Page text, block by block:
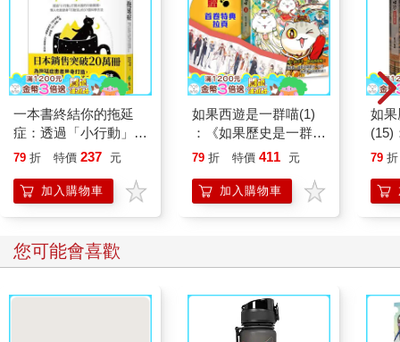
一本書終結你的拖延
症：透過「小行動」打
開大腦的行動開關，懶
的37個科學方法
79 折 特價 237 元
加入購物車
如果西遊是一群喵(1)
：《如果歷史是一群
喵》作者最新力作，附
79 折 特價 411 元
加入購物車
如
(15)
貓
79 折
您可能會喜歡